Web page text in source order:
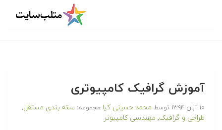
آموزش گرافیک کامپیوتری
۱۰ آبان ۱۳۹۴ توسط محمد حسینی کیا مجموعه: سته بندی مستقل,
طراحی و گرافیک, مهندسی کامپیوتر